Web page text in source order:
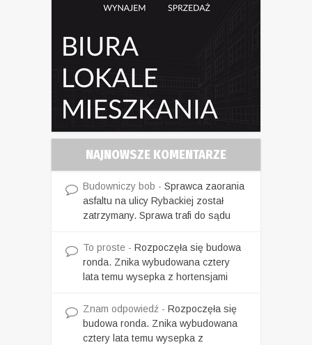
NAJNOWSZE KOMENTARZE
Budowniczy bob - Sprawca zaorania
asfaltu na ulicy Rybackiej został
zatrzymany. Sprawa trafi do sądu
To proste - Rozpoczęła się budowa
ronda. Znika wybudowana cztery
lata temu wysepka z hortensjami
Znam odpowiedź - Rozpoczęła się
budowa ronda. Znika wybudowana
cztery lata temu wysepka z